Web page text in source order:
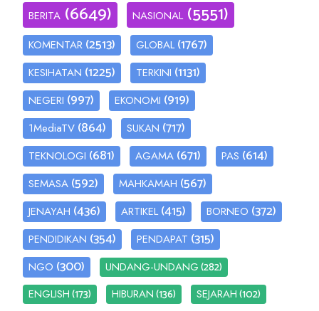
BERITA (6649) NASIONAL (5551)
KOMENTAR (2513) GLOBAL (1767)
KESIHATAN (1225) TERKINI (1131)
NEGERI (997) EKONOMI (919)
1MediaTV (864) SUKAN (717)
TEKNOLOGI (681) AGAMA (671) PAS (614)
SEMASA (592) MAHKAMAH (567)
JENAYAH (436) ARTIKEL (415) BORNEO (372)
PENDIDIKAN (354) PENDAPAT (315)
NGO (300) UNDANG-UNDANG(282)
ENGLISH(173) HIBURAN(136) SEJARAH(102)